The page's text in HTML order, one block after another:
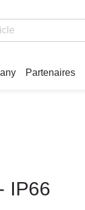
Partenaires
IP66